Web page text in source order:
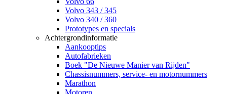
Volvo 343 / 345
Volvo 340 / 360
Prototypes en specials
Achtergrondinformatie
Aankooptips
Autofabrieken
Boek "De Nieuwe Manier van Rijden"
Chassisnummers, service- en motornummers
Marathon
Motoren